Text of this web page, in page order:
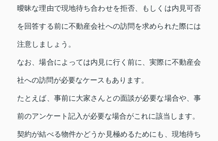
曖昧な理由で現地待ち合わせを拒否、もしくは内見可否
を回答する前に不動産会社への訪問を求められた際には
注意しましょう。
なお、場合によっては内見に行く前に、実際に不動産会
社への訪問が必要なケースもあります。
たとえば、事前に大家さんとの面談が必要な場合や、事
前のアンケート記入が必要な場合がこれに該当します。
契約が結べる物件かどうか見極めるためにも、現地待ち